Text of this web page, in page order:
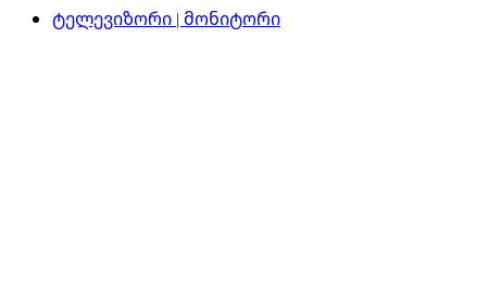
ტელევიზორი | მონიტორი